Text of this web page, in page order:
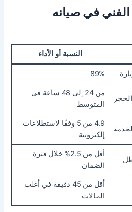
الفني في صيانه
النسبة أو الأداء
89%
من 24 إلى 48 ساعة في
المتوسط
4.9 من 5 وفقًا لاستطلاعات
إلكترونية
أقل من 2.5% خلال فترة
الضمان
أقل من 45 دقيقة في أغلب
الحالات